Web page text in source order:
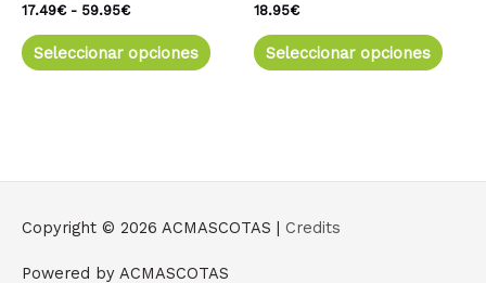
17.49€ - 59.95€
Seleccionar opciones
pueden
en
18.95€
Seleccionar opciones en
Copyright © 2026 ACMASCOTAS | Credits
Powered by ACMASCOTAS